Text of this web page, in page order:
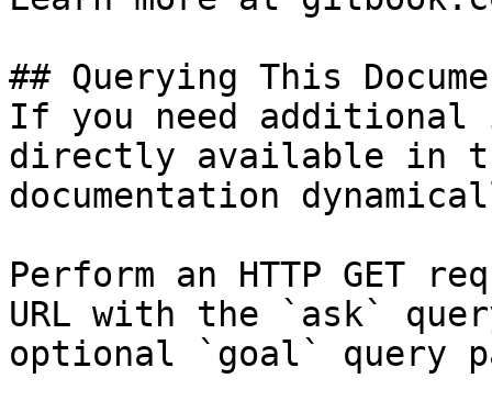
## Querying This
If you need
directly available in
documentation
Perform an HTTP GET
URL with the `ask`
optional `goal` query